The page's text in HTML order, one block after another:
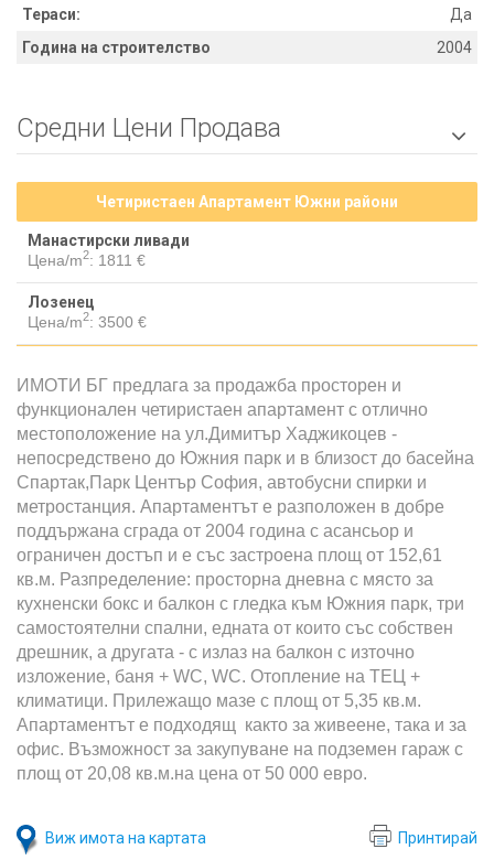
Тераси:
Да
Година на строителство
2004
Средни Цени Продава 
Четиристаен Апартамент Южни райони
Манастирски ливади
Цена/m2: 1811 €
Лозенец
Цена/m2: 3500 €
ИМОТИ БГ предлага за продажба просторен и
функционален четиристаен апартамент с отлично
местоположение на ул.Димитър Хаджикоцев -
непосредствено до Южния парк и в близост до басейна
Спартак,Парк Център София, автобусни спирки и
метростанция. Апартаментът е разположен в добре
поддържана сграда от 2004 година с асансьор и
ограничен достъп и е със застроена площ от 152,61
кв.м. Разпределение: просторна дневна с място за
кухненски бокс и балкон с гледка към Южния парк, три
самостоятелни спални, едната от които със собствен
дрешник, а другата - с излаз на балкон с източно
изложение, баня + WC, WC. Отопление на ТЕЦ +
климатици. Прилежащо мазе с площ от 5,35 кв.м.
Апартаментът е подходящ както за живеене, така и за
офис. Възможност за закупуване на подземен гараж с
площ от 20,08 кв.м.на цена от 50 000 евро.
Виж имота на картата Принтирай